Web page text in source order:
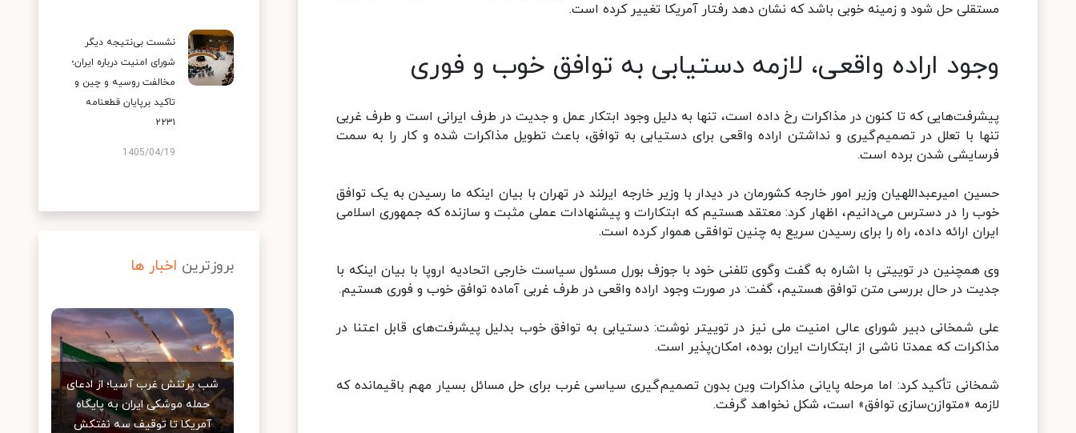
مستقلی حل شود و زمینه خوبی باشد که نشان دهد رفتار آمریکا تغییر کرده است.
وجود اراده واقعی، لازمه دستیابی به توافق خوب و فوری
پیشرفت‌هایی که تا کنون در مذاکرات رخ داده است، تنها به دلیل وجود ابتکار عمل و جدیت در طرف ایرانی است و طرف غربی
تنها با تعلل در تصمیم‌گیری و نداشتن اراده واقعی برای دستیابی به توافق، باعث تطویل مذاکرات شده و کار را به سمت
فرسایشی شدن برده است.
حسین امیرعبداللهیان وزیر امور خارجه کشورمان در دیدار با وزیر خارجه ایرلند در تهران با بیان اینکه ما رسیدن به یک توافق
خوب را در دسترس می‌دانیم، اظهار کرد: معتقد هستیم که ابتکارات و پیشنهادات عملی مثبت و سازنده که جمهوری اسلامی
ایران ارائه داده، راه را برای رسیدن سریع به چنین توافقی هموار کرده است.
وی همچنین در توییتی با اشاره به گفت‌ وگوی تلفنی خود با جوزف بورل مسئول سیاست خارجی اتحادیه اروپا با بیان اینکه با
جدیت در حال بررسی متن توافق هستیم، گفت: در صورت وجود اراده واقعی در طرف غربی آماده توافق خوب و فوری هستیم.
علی شمخانی دبیر شورای عالی امنیت ملی نیز در توییتر نوشت: دستیابی به توافق خوب بدلیل پیشرفت‌های قابل اعتنا در
مذاکرات که عمدتا ناشی از ابتکارات ایران بوده، امکان‌پذیر است.
شمخانی تأکید کرد: اما مرحله پایانی مذاکرات وین بدون تصمیم‌گیری سیاسی غرب برای حل مسائل بسیار مهم باقیمانده که
لازمه «متوازن‌سازی توافق» است، شکل نخواهد گرفت.
نشست بی‌نتیجه دیگر
شورای امنیت درباره ایران؛
مخالفت روسیه و چین و
تاکید برپایان قطعنامه
۲۲۳۱
1405/04/19
بروزترین اخبار ها
شب پرتنش غرب آسیا؛ از ادعای
حمله موشکی ایران به پایگاه
آمریکا تا توقیف سه نفتکش